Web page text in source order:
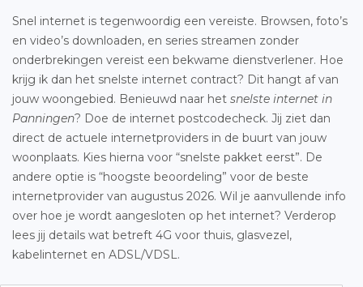
Snel internet is tegenwoordig een vereiste. Browsen, foto’s
en video’s downloaden, en series streamen zonder
onderbrekingen vereist een bekwame dienstverlener. Hoe
krijg ik dan het snelste internet contract? Dit hangt af van
jouw woongebied. Benieuwd naar het snelste internet in
Panningen? Doe de internet postcodecheck. Jij ziet dan
direct de actuele internetproviders in de buurt van jouw
woonplaats. Kies hierna voor “snelste pakket eerst”. De
andere optie is “hoogste beoordeling” voor de beste
internetprovider van augustus 2026. Wil je aanvullende info
over hoe je wordt aangesloten op het internet? Verderop
lees jij details wat betreft 4G voor thuis, glasvezel,
kabelinternet en ADSL/VDSL.